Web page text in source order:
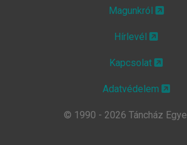
Magunkról
Hírlevél
Kapcsolat
Adatvédelem
© 1990 - 2026 Táncház